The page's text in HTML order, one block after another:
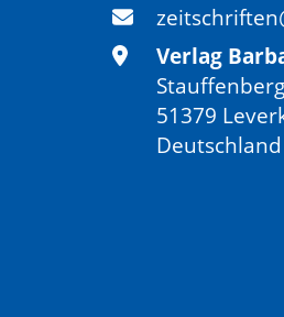
Verlag
51379
Deutschland